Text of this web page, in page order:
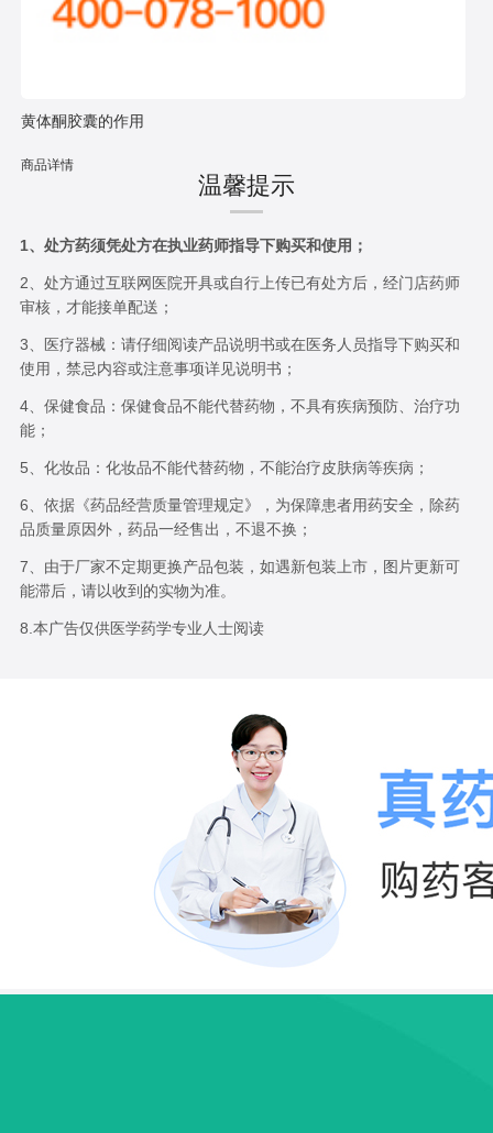
黄体酮胶囊的作用
商品详情
温馨提示
1、处方药须凭处方在执业药师指导下购买和使用；
2、处方通过互联网医院开具或自行上传已有处方后，经门店药师
审核，才能接单配送；
3、医疗器械：请仔细阅读产品说明书或在医务人员指导下购买和
使用，禁忌内容或注意事项详见说明书；
4、保健食品：保健食品不能代替药物，不具有疾病预防、治疗功
能；
5、化妆品：化妆品不能代替药物，不能治疗皮肤病等疾病；
6、依据《药品经营质量管理规定》，为保障患者用药安全，除药
品质量原因外，药品一经售出，不退不换；
7、由于厂家不定期更换产品包装，如遇新包装上市，图片更新可
能滞后，请以收到的实物为准。
8.本广告仅供医学药学专业人士阅读